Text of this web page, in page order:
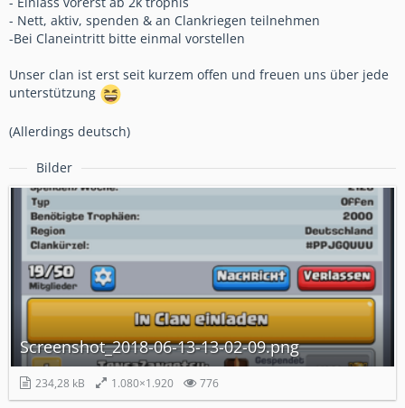
- Nett, aktiv, spenden & an Clankriegen teilnehmen
-Bei Claneintritt bitte einmal vorstellen
Unser clan ist erst seit kurzem offen und freuen uns über jede
unterstützung
(Allerdings deutsch)
Bilder
Screenshot_2018-06-13-13-02-09.png
234,28 kB 1.080×1.920 776